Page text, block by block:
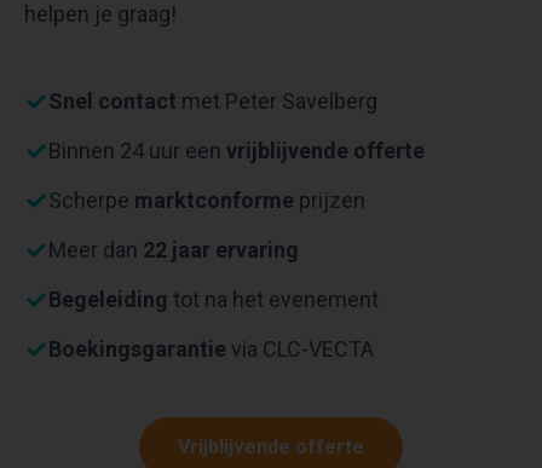
helpen je graag!
Snel contact met Peter Savelberg
Binnen 24 uur een vrijblijvende offerte
Scherpe marktconforme prijzen
Meer dan 22 jaar ervaring
Begeleiding tot na het evenement
Boekingsgarantie via CLC-VECTA
Vrijblijvende offerte